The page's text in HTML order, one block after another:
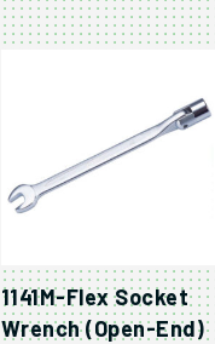
1141M-Flex Socket
Wrench (Open-End)